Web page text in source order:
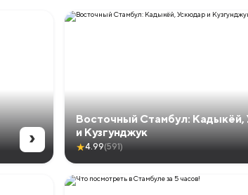
›
Восточный Стамбул: Кадыкёй,
и Кузгунджук
★4.99(591)